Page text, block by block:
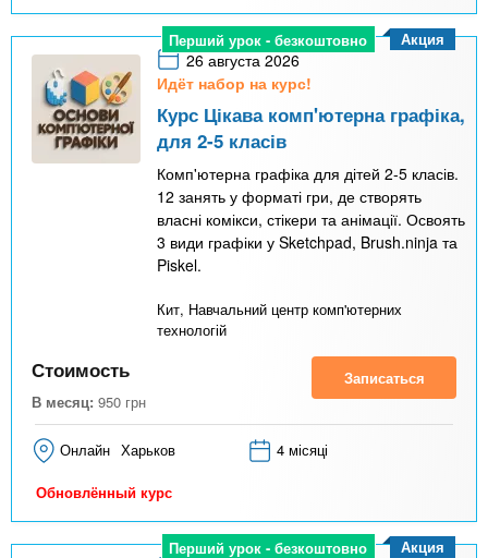
Перший урок - безкоштовно
26 августа 2026
Идёт набор на курс!
Курс Цікава комп'ютерна графіка,
для 2-5 класів
Комп'ютерна графіка для дітей 2-5 класів.
12 занять у форматі гри, де створять
власні комікси, стікери та анімації. Освоять
3 види графіки у Sketchpad, Brush.ninja та
Piskel.
Кит, Навчальний центр комп'ютерних
технологій
Акция
Стоимость
В месяц: 950 грн
Записаться
Онлайн Харьков 4 місяці
Обновлённый курс
Перший урок - безкоштовно Акция